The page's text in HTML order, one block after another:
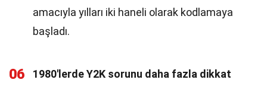
amacıyla yılları iki haneli olarak kodlamaya
başladı.
06
1980'lerde Y2K sorunu daha fazla dikkat